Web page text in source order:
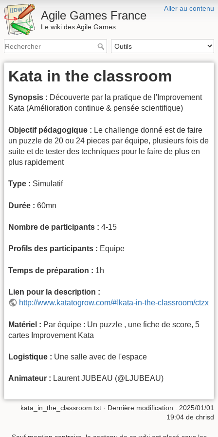
Aller au contenu
Agile Games France
Le wiki des Agile Games
Kata in the classroom
Synopsis : Découverte par la pratique de l'Improvement
Kata (Amélioration continue & pensée scientifique)
Objectif pédagogique : Le challenge donné est de faire
un puzzle de 20 ou 24 pieces par équipe, plusieurs fois de
suite et de tester des techniques pour le faire de plus en
plus rapidement
Type : Simulatif
Durée : 60mn
Nombre de participants : 4-15
Profils des participants : Equipe
Temps de préparation : 1h
Lien pour la description :
http://www.katatogrow.com/#!kata-in-the-classroom/ctzx
Matériel : Par équipe : Un puzzle , une fiche de score, 5
cartes Improvement Kata
Logistique : Une salle avec de l'espace
Animateur : Laurent JUBEAU (@LJUBEAU)
kata_in_the_classroom.txt · Dernière modification : 2025/01/01
19:04 de chrisd